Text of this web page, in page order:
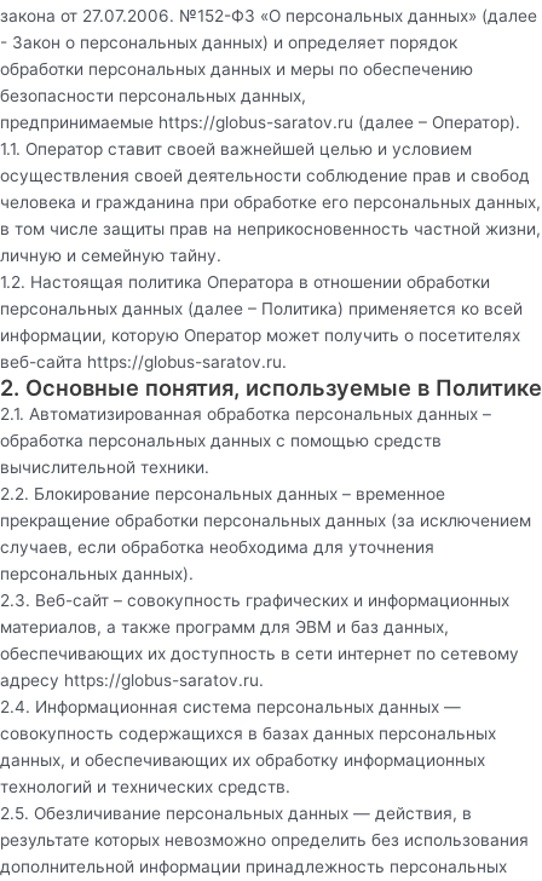
закона от 27.07.2006. №152-ФЗ «О персональных данных» (далее
- Закон о персональных данных) и определяет порядок
обработки персональных данных и меры по обеспечению
безопасности персональных данных,
предпринимаемые https://globus-saratov.ru (далее – Оператор).
1.1. Оператор ставит своей важнейшей целью и условием
осуществления своей деятельности соблюдение прав и свобод
человека и гражданина при обработке его персональных данных,
в том числе защиты прав на неприкосновенность частной жизни,
личную и семейную тайну.
1.2. Настоящая политика Оператора в отношении обработки
персональных данных (далее – Политика) применяется ко всей
информации, которую Оператор может получить о посетителях
веб-сайта https://globus-saratov.ru.
2. Основные понятия, используемые в Политике
2.1. Автоматизированная обработка персональных данных –
обработка персональных данных с помощью средств
вычислительной техники.
2.2. Блокирование персональных данных – временное
прекращение обработки персональных данных (за исключением
случаев, если обработка необходима для уточнения
персональных данных).
2.3. Веб-сайт – совокупность графических и информационных
материалов, а также программ для ЭВМ и баз данных,
обеспечивающих их доступность в сети интернет по сетевому
адресу https://globus-saratov.ru.
2.4. Информационная система персональных данных —
совокупность содержащихся в базах данных персональных
данных, и обеспечивающих их обработку информационных
технологий и технических средств.
2.5. Обезличивание персональных данных — действия, в
результате которых невозможно определить без использования
дополнительной информации принадлежность персональных